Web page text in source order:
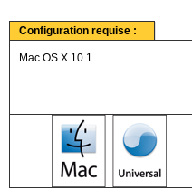
Configuration requise :
Mac OS X 10.1